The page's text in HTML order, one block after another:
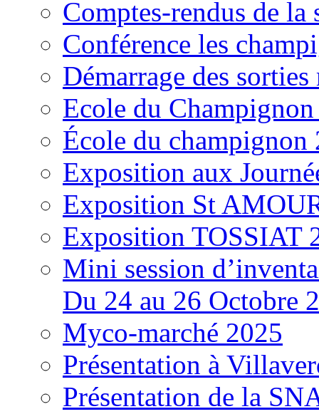
Comptes-rendus de
Conférence les
Démarrage des
Ecole du
École du champignon
Exposition aux
Exposition St
Exposition TOSSIAT
Mini session
Du 24 au 26 Octobre
Myco-marché 2025
Présentation à
Présentation de la